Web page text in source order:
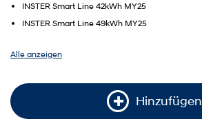
INSTER Smart Line 42kWh MY25
INSTER Smart Line 49kWh MY25
Alle anzeigen
Hinzufügen